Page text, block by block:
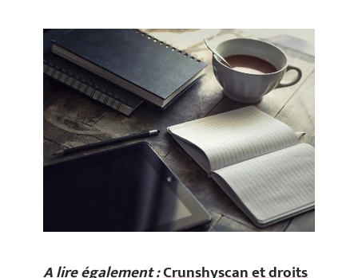
A lire également :Crunshyscan et droits